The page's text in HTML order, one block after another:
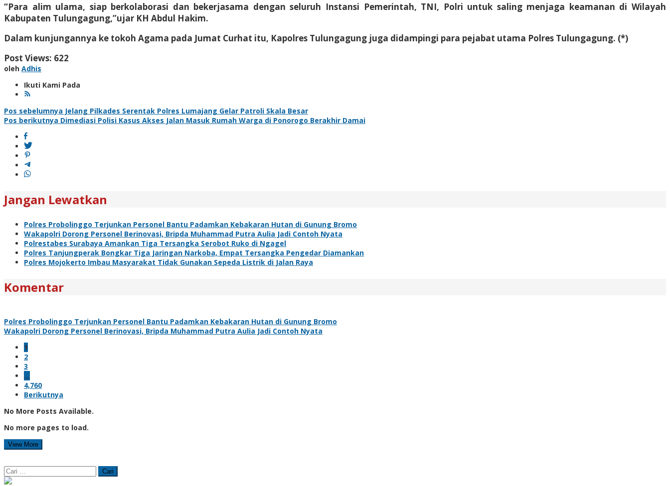
“Para alim ulama, siap berkolaborasi dan bekerjasama dengan seluruh Instansi Pemerintah, TNI, Polri untuk saling menjaga keamanan di Wilayah
Kabupaten Tulungagung,”ujar KH Abdul Hakim.
Dalam kunjungannya ke tokoh Agama pada Jumat Curhat itu, Kapolres Tulungagung juga didampingi para pejabat utama Polres Tulungagung. (*)
Post Views: 622
oleh Adhis
Ikuti Kami Pada
Navigasi
pos
Pos sebelumnya Jelang Pilkades Serentak Polres Lumajang Gelar Patroli Skala Besar
Pos berikutnya Dimediasi Polisi Kasus Akses Jalan Masuk Rumah Warga di Ponorogo Berakhir Damai
Jangan Lewatkan
Polres Probolinggo Terjunkan Personel Bantu Padamkan Kebakaran Hutan di Gunung Bromo
Wakapolri Dorong Personel Berinovasi, Bripda Muhammad Putra Aulia Jadi Contoh Nyata
Polrestabes Surabaya Amankan Tiga Tersangka Serobot Ruko di Ngagel
Polres Tanjungperak Bongkar Tiga Jaringan Narkoba, Empat Tersangka Pengedar Diamankan
Polres Mojokerto Imbau Masyarakat Tidak Gunakan Sepeda Listrik di Jalan Raya
Komentar
Polres Probolinggo Terjunkan Personel Bantu Padamkan Kebakaran Hutan di Gunung Bromo
Wakapolri Dorong Personel Berinovasi, Bripda Muhammad Putra Aulia Jadi Contoh Nyata
1
2
3
…
4,760
Berikutnya
No More Posts Available.
No more pages to load.
View More
Cari
untuk: